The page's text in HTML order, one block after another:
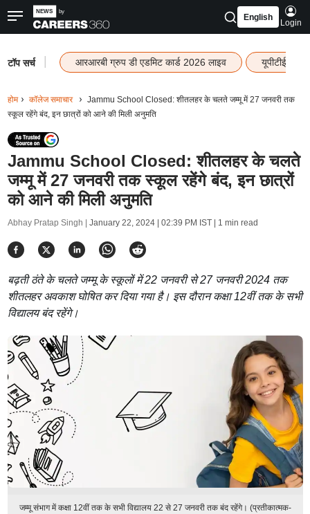
English
Login
टॉप सर्च आरआरबी ग्रुप डी एडमिट कार्ड 2026 लाइव यूपीटीईटी
होम कॉलेज समाचार
Jammu School Closed: शीतलहर के चलते जम्मू में 27 जनवरी तक
स्कूल रहेंगे बंद, इन छात्रों को आने की मिली अनुमति
Jammu School Closed: शीतलहर के चलते
जम्मू में 27 जनवरी तक स्कूल रहेंगे बंद, इन छात्रों
को आने की मिली अनुमति
Abhay Pratap Singh | January 22, 2024 | 02:39 PM IST| 1 min read
बढ़ती ठंते के चलते जम्मू के स्कूलों में 22 जनवरी से 27 जनवरी 2024 तक
शीतलहर अवकाश घोषित कर दिया गया है। इस दौरान कक्षा 12वीं तक के सभी
विद्यालय बंद रहेंगे।
जम्मू संभाग में कक्षा 12वीं तक के सभी विद्यालय 22 से 27 जनवरी तक बंद रहेंगे। (प्रतीकात्मक-